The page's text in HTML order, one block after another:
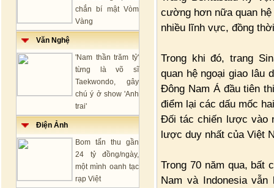
chắn bí mật Vòm
Vàng
Văn Nghệ
'Nam thần trăm tỷ'
từng là võ sĩ
Taekwondo, gây
chú ý ở show 'Anh
trai'
Điện Ảnh
Bom tấn thu gần
24 tỷ đồng/ngày,
một mình oanh tạc
rạp Việt
cường hơn nữa quan
nhiều lĩnh vực, đồng
Trong khi đó, trang
quan hệ ngoại giao lâu
Đông Nam Á đầu tiên
điểm lại các dấu mốc
Đối tác chiến lược vào
lược duy nhất của Việt
Trong 70 năm qua, bất
Nam và Indonesia